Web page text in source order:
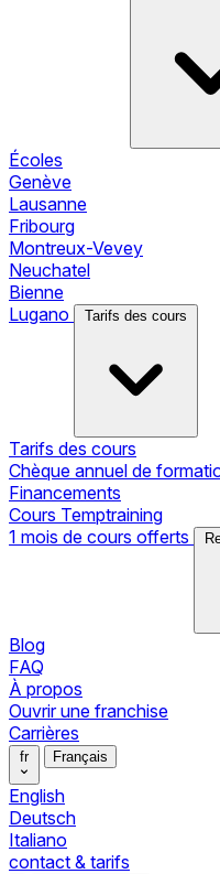
Écoles
Genève
Lausanne
Fribourg
Montreux-Vevey
Neuchatel
Bienne
Lugano
Tarifs des cours
Tarifs des cours
Chèque annuel de
Financements
Cours Temptraining
1 mois de cours offerts
Blog
FAQ
À propos
Ouvrir une franchise
Carrières
fr Français
English
Deutsch
Italiano
contact & tarifs